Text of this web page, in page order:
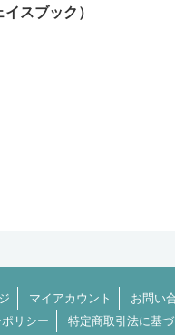
スブック）
マイアカウント
お問い
リシー
特定商取引法に基